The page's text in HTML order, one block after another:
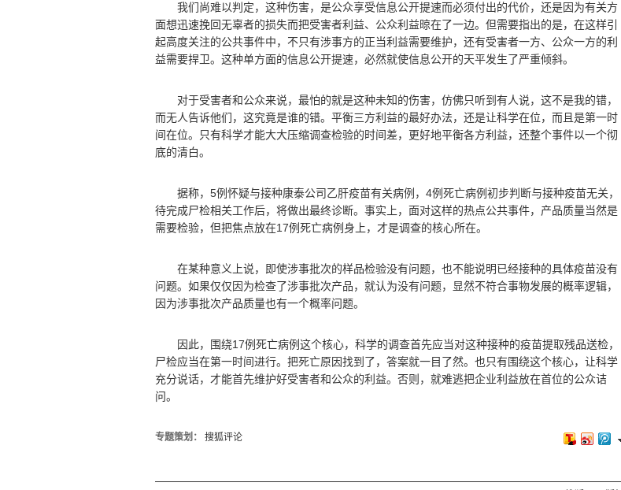
我们尚难以判定，这种伤害，是公众享受信息公开提速而必须付出的代价，还是因为有关方
面想迅速挽回无辜者的损失而把受害者利益、公众利益晾在了一边。但需要指出的是，在这样引
起高度关注的公共事件中，不只有涉事方的正当利益需要维护，还有受害者一方、公众一方的利
益需要捍卫。这种单方面的信息公开提速，必然就使信息公开的天平发生了严重倾斜。
对于受害者和公众来说，最怕的就是这种未知的伤害，仿佛只听到有人说，这不是我的错，
而无人告诉他们，这究竟是谁的错。平衡三方利益的最好办法，还是让科学在位，而且是第一时
间在位。只有科学才能大大压缩调查检验的时间差，更好地平衡各方利益，还整个事件以一个彻
底的清白。
据称，5例怀疑与接种康泰公司乙肝疫苗有关病例，4例死亡病例初步判断与接种疫苗无关，
待完成尸检相关工作后，将做出最终诊断。事实上，面对这样的热点公共事件，产品质量当然是
需要检验，但把焦点放在17例死亡病例身上，才是调查的核心所在。
在某种意义上说，即使涉事批次的样品检验没有问题，也不能说明已经接种的具体疫苗没有
问题。如果仅仅因为检查了涉事批次产品，就认为没有问题，显然不符合事物发展的概率逻辑，
因为涉事批次产品质量也有一个概率问题。
因此，围绕17例死亡病例这个核心，科学的调查首先应当对这种接种的疫苗提取残品送检，
尸检应当在第一时间进行。把死亡原因找到了，答案就一目了然。也只有围绕这个核心，让科学
充分说话，才能首先维护好受害者和公众的利益。否则，就难逃把企业利益放在首位的公众诘
问。
专题策划： 搜狐评论